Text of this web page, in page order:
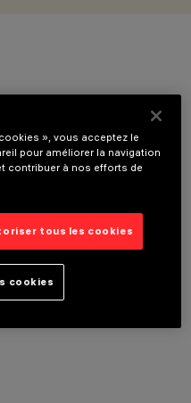
», vous acceptez le
pour améliorer la navigation
contribuer à nos efforts de
tous les cookies
cookies